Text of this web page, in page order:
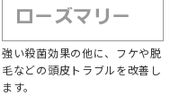
強い殺菌効果の他に、フケや脱
毛などの頭皮トラブルを改善し
ます。